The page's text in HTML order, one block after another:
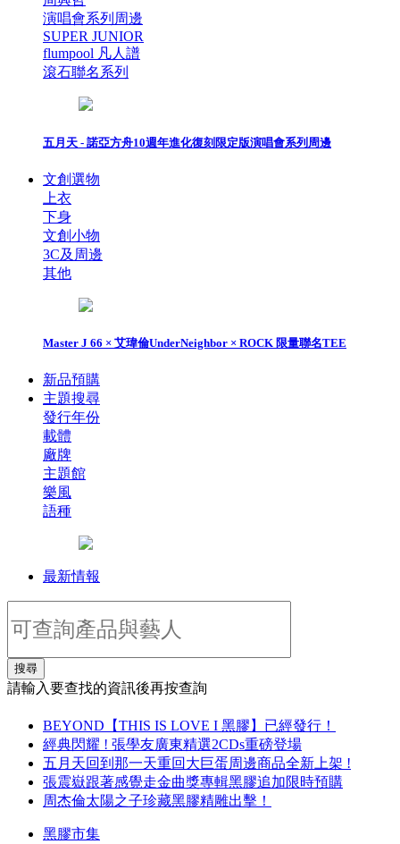
演唱會系列周邊
SUPER JUNIOR
flumpool 凡人譜
滾石聯名系列
五月天 - 諾亞方舟10週年進化復刻限定版演唱會系列周邊
文創選物
上衣
下身
文創小物
3C及周邊
其他
Master J 66 × 艾瑋倫UnderNeighbor × ROCK 限量聯名TEE
新品預購
主題搜尋
發行年份
載體
廠牌
主題館
樂風
語種
最新情報
搜尋
請輸入要查找的資訊後再按查詢
BEYOND【THIS IS LOVE I 黑膠】已經發行！
經典閃耀 ! 張學友廣東精選2CDs重磅登場
五月天回到那一天重回大巨蛋周邊商品全新上架 !
張震嶽跟著感覺走金曲獎專輯黑膠追加限時預購
周杰倫太陽之子珍藏黑膠精雕出擊！
黑膠市集